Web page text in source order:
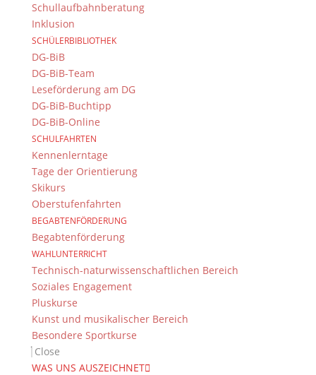
Schullaufbahnberatung
Inklusion
SCHÜLERBIBLIOTHEK
DG-BiB
DG-BiB-Team
Leseförderung am DG
DG-BiB-Buchtipp
DG-BiB-Online
SCHULFAHRTEN
Kennenlerntage
Tage der Orientierung
Skikurs
Oberstufenfahrten
BEGABTENFÖRDERUNG
Begabtenförderung
WAHLUNTERRICHT
Technisch-naturwissenschaftlichen Bereich
Soziales Engagement
Pluskurse
Kunst und musikalischer Bereich
Besondere Sportkurse
Close
WAS UNS AUSZEICHNET
Dramentexte sind jedem Oberstufenschüler
ein Begriff, „Maria Stuart“, „Iphigenie“, „Faust“,
„Woyzeck“ – meist werden die gelben
Reclamheftchen nur widerwillig
herausgezogen und mühsam Schneisen durch
schwierige Texte geschlagen. Dabei sind doch
Dramen eigentlich fürs...
„Die beste Bildung findet ein gescheiter
Mensch auf Reisen“. Getreu diesem Ausspruch
Goethes macht sich die Q11 auf zum
Wirkungsort eben jenes Dichters, um etwas
von der Aura dieses „ach“ so deutschen
Kulturorts zu erspüren – Weimar: Ort der
Weimarer Klassik und mit...